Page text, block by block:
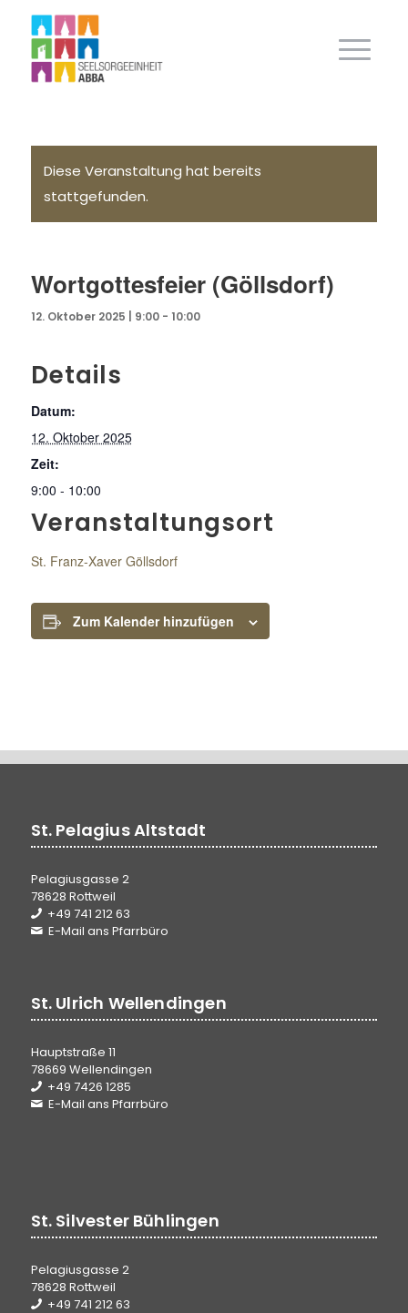
Diese Veranstaltung hat bereits
stattgefunden.
Wortgottesfeier (Göllsdorf)
12. Oktober 2025 | 9:00- 10:00
Details
Datum:
12. Oktober 2025
Zeit:
9:00 - 10:00
Veranstaltungsort
St. Franz-Xaver Göllsdorf
Zum Kalender hinzufügen
St. Pelagius Altstadt
Pelagiusgasse 2
78628 Rottweil
+49 741 212 63
E-Mail ans Pfarrbüro
St. Ulrich Wellendingen
Hauptstraße 11
78669 Wellendingen
+49 7426 1285
E-Mail ans Pfarrbüro
St. Silvester Bühlingen
Pelagiusgasse 2
78628 Rottweil
+49 741 212 63